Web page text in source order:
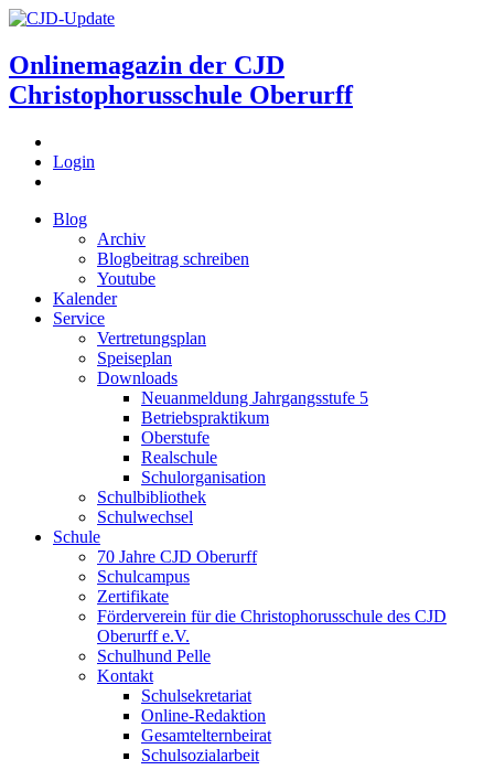
Onlinemagazin der CJD
Christophorusschule Oberurff
Login
Blog
Archiv
Blogbeitrag schreiben
Youtube
Kalender
Service
Vertretungsplan
Speiseplan
Downloads
Neuanmeldung Jahrgangsstufe 5
Betriebspraktikum
Oberstufe
Realschule
Schulorganisation
Schulbibliothek
Schulwechsel
Schule
70 Jahre CJD Oberurff
Schulcampus
Zertifikate
Förderverein für die Christophorusschule des CJD
Oberurff e.V.
Schulhund Pelle
Kontakt
Schulsekretariat
Online-Redaktion
Gesamtelternbeirat
Schulsozialarbeit